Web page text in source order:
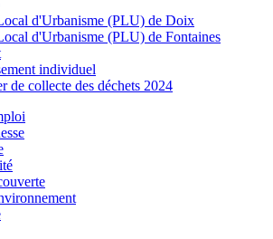
d'Urbanisme (PLU) de Doix
d'Urbanisme (PLU) de Fontaines
individuel
de collecte des déchets 2024